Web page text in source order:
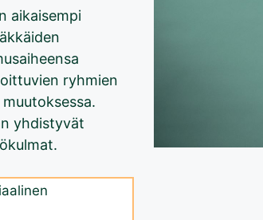
aikaisempi
ryhmien
yhdistyvät